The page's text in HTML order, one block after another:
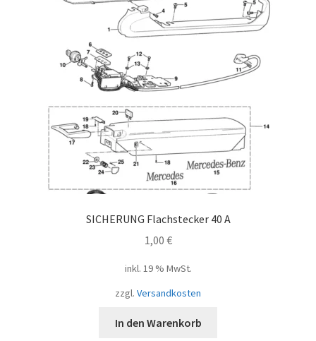
SICHERUNG Flachstecker 40 A
1,00 €
inkl. 19 % MwSt.
zzgl. Versandkosten
In den Warenkorb